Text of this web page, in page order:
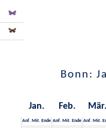
Bonn:
Jan. Feb. Mär.
Anf. Mit. Ende Anf. Mit. Ende Anf. Mit.